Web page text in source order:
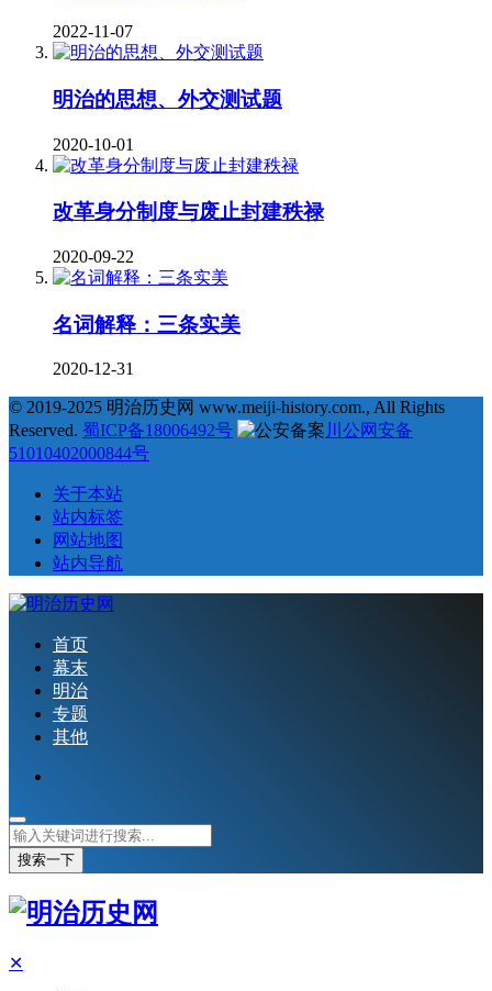
2022-11-07
明治的思想、外交测试题
2020-10-01
改革身分制度与废止封建秩禄
2020-09-22
名词解释：三条实美
2020-12-31
© 2019-2025 明治历史网 www.meiji-history.com., All Rights
Reserved. 蜀ICP备18006492号
川公网安备
51010402000844号
关于本站
站内标签
网站地图
站内导航
首页
幕末
明治
专题
其他
搜索一下
✕